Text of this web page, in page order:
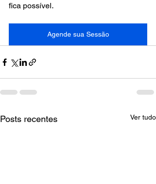
fica possível.
Agende sua Sessão
Posts recentes Ver tudo